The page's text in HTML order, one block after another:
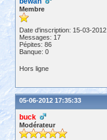
Membre
Date d'inscription: 15-03-2012
Messages: 17
Pépites: 86
Banque: 0
Hors ligne
05-06-2012 17:35:33
buck
Modérateur